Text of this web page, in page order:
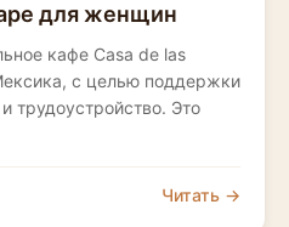
для женщин
кафе Casa de las
с целью поддержки
трудоустройство. Это
Читать →